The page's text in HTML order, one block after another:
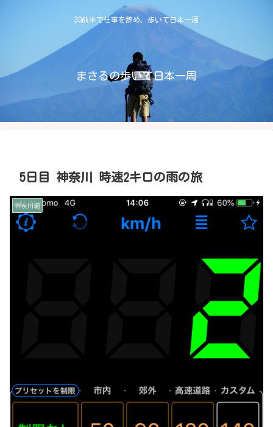
30前半で仕事を辞め、歩いて日本一周
まさるの歩いて日本一周
5日目 神奈川 時速2キロの雨の旅
神奈川編